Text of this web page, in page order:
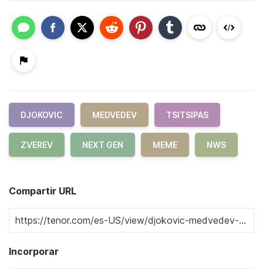
DJOKOVIC MEDVEDEV TSITSIPAS
ZVEREV NEXT GEN MEME NWS
Compartir URL
Incorporar